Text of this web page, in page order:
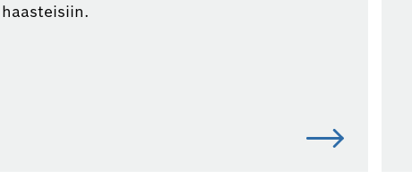
haasteisiin.